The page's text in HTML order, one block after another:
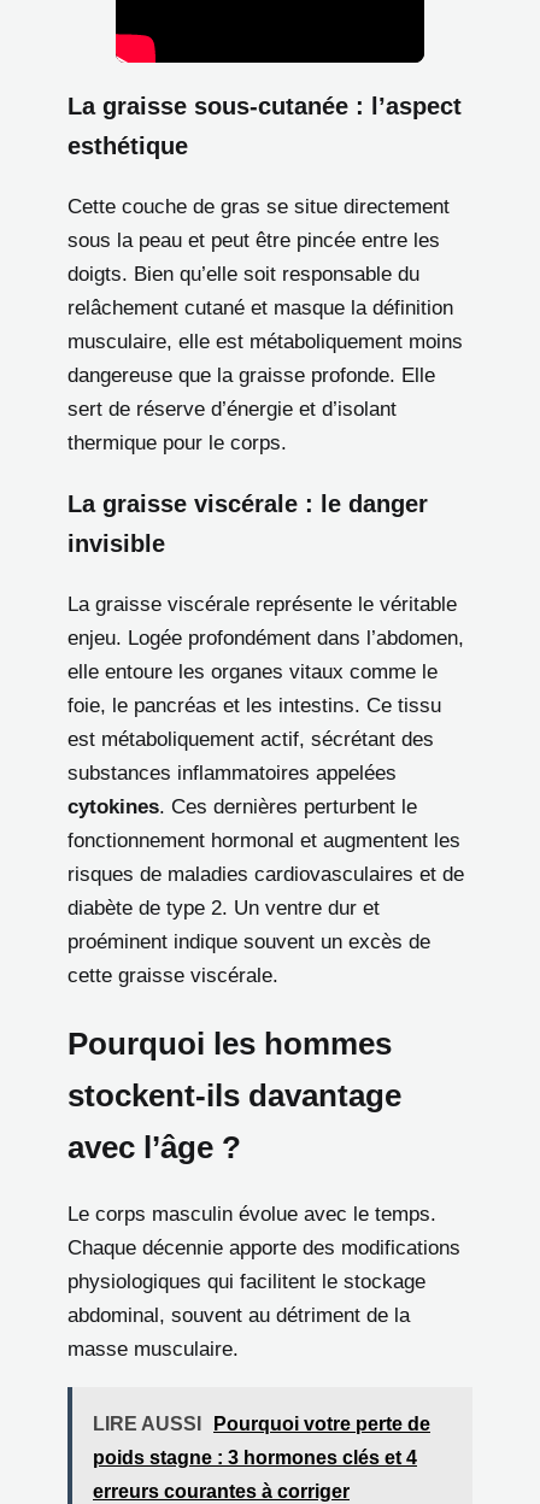
La graisse sous-cutanée : l’aspect
esthétique
Cette couche de gras se situe directement
sous la peau et peut être pincée entre les
doigts. Bien qu’elle soit responsable du
relâchement cutané et masque la définition
musculaire, elle est métaboliquement moins
dangereuse que la graisse profonde. Elle
sert de réserve d’énergie et d’isolant
thermique pour le corps.
La graisse viscérale : le danger
invisible
La graisse viscérale représente le véritable
enjeu. Logée profondément dans l’abdomen,
elle entoure les organes vitaux comme le
foie, le pancréas et les intestins. Ce tissu
est métaboliquement actif, sécrétant des
substances inflammatoires appelées
cytokines. Ces dernières perturbent le
fonctionnement hormonal et augmentent les
risques de maladies cardiovasculaires et de
diabète de type 2. Un ventre dur et
proéminent indique souvent un excès de
cette graisse viscérale.
Pourquoi les hommes
stockent-ils davantage
avec l’âge ?
Le corps masculin évolue avec le temps.
Chaque décennie apporte des modifications
physiologiques qui facilitent le stockage
abdominal, souvent au détriment de la
masse musculaire.
LIRE AUSSI
Pourquoi votre perte de
poids stagne : 3 hormones clés et 4
erreurs courantes à corriger